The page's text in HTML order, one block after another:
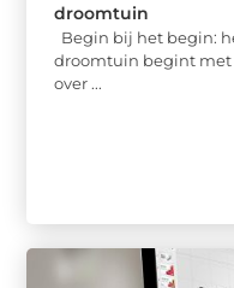
droomtuin
Begin bij het begin:
droomtuin begint met
over ...